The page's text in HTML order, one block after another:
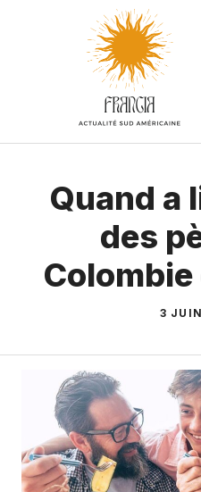
Quand a
des
3